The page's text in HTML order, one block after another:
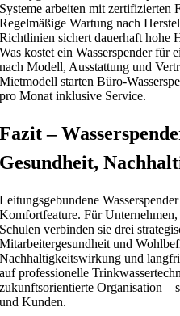
Systeme arbeiten mit
Regelmäßige Wartung nach
Richtlinien sichert dauerhaft hohe
Was kostet ein Wasserspender
nach Modell, Ausstattung und
Mietmodell starten Büro-
pro Monat inklusive Service.
Fazit –
Gesundheit,
Leitungsgebundene
Komfortfeature. Für
Schulen verbinden sie drei
Mitarbeitergesundheit und
Nachhaltigkeitswirkung und
auf professionelle
zukunftsorientierte Organisation –
und Kunden.